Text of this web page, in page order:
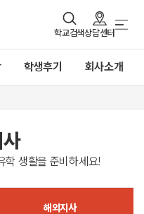
학교검색상담센터
학생후기 회사소개
학 생활을 준비하세요!
해외지사